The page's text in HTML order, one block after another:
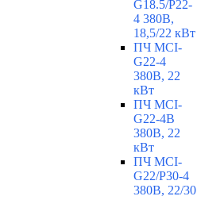
G18.5/P22-
4 380В,
18,5/22 кВт
ПЧ MCI-
G22-4
380В, 22
кВт
ПЧ MCI-
G22-4B
380В, 22
кВт
ПЧ MCI-
G22/P30-4
380В, 22/30